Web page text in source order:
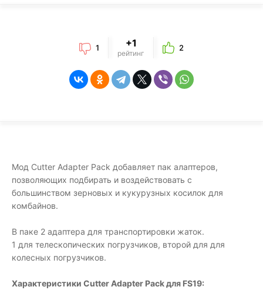
1 +1
рейтинг
2
Мод Cutter Adapter Pack добавляет пак алаптеров,
позволяющих подбирать и воздействовать с
большинством зерновых и кукурузных косилок для
комбайнов.
В паке 2 адаптера для транспортировки жаток.
1 для телескопических погрузчиков, второй для для
колесных погрузчиков.
Характеристики Cutter Adapter Pack для FS19: